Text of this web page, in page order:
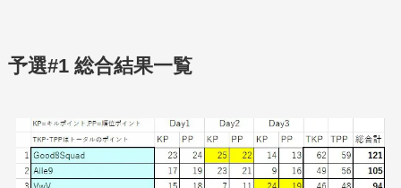
予選#1 総合結果一覧